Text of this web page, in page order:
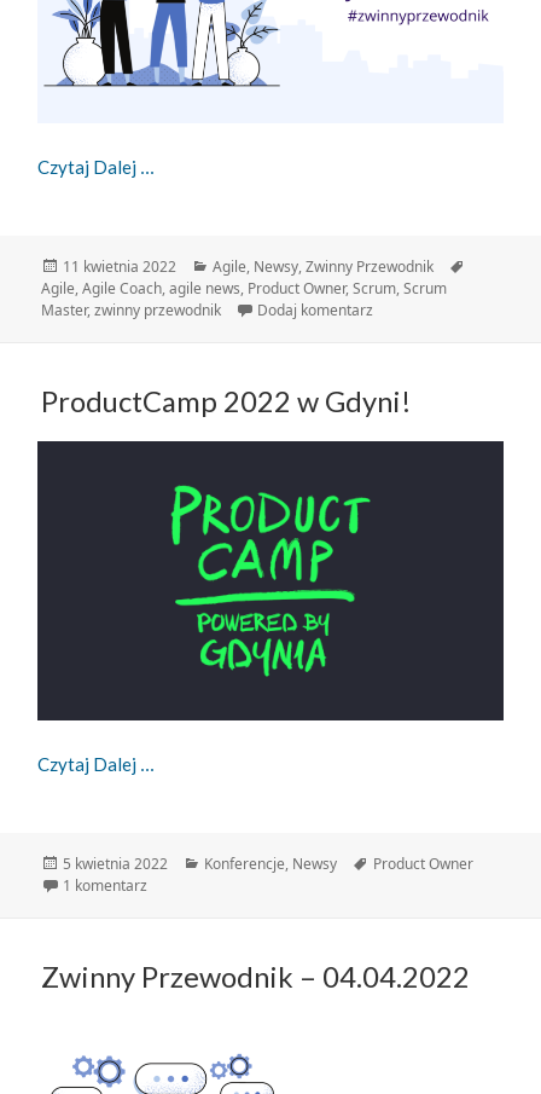
Czytaj Dalej
Data
publikacji
11 kwietnia 2022 Kategorie
Agile, Newsy,Zwinny Przewodnik
Agile,Agile Coach,agile news, Product Owner,Scrum,Scrum
Master,zwinny przewodnik Dodaj komentarz
ProductCamp 2022 w Gdyni!
Czytaj Dalej
Data
publikacji
5 kwietnia 2022 Kategorie
Konferencje, Newsy Tagi
Product Owner
1 komentarz
Zwinny Przewodnik – 04.04.2022